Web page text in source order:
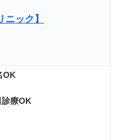
ニック】
OK
診療OK